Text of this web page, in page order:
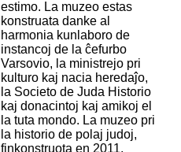
estimo. La muzeo estas
konstruata danke al
harmonia kunlaboro de
instancoj de la ĉefurbo
Varsovio, la ministrejo pri
kulturo kaj nacia heredaĵo,
la Societo de Juda Historio
kaj donacintoj kaj amikoj el
la tuta mondo. La muzeo pri
la historio de polaj judoj,
finkonstruota en 2011,